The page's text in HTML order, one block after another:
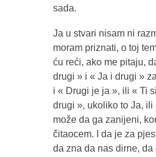
sada.
Ja u stvari nisam ni
moram priznati, o toj
ću reći, ako me pitaju,
drugi » i « Ja i drugi »
i « Drugi je ja », ili « Ti
drugi », ukoliko to Ja, ili
može da ga zanijeni,
čitaocem. I da je za
da zna da nas dirne, da